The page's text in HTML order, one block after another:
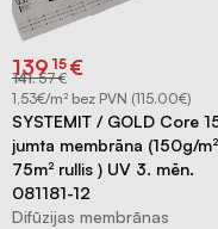
€
141.57
Original
price
was:
€141.57.
€
139 15
Current
price
is:
€139.15.
1,53€/m² bez PVN (115.00€)
SYSTEMIT / GOLD Core
jumta membrāna (150g/
75m² rullis ) UV 3. mēn.
081181-12
Difūzijas membrānas
Palīgmateriāli
Montāžu
pieslēgumu
līmes
Gruntis
virsmu
stiprināšanai